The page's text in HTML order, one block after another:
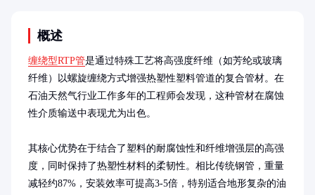
概述
缠绕型RTP管是通过特殊工艺将高强度纤维（如芳纶或玻璃
纤维）以螺旋缠绕方式增强热塑性塑料管道的复合管材。在
石油天然气行业工作多年的工程师会发现，这种管材在腐蚀
性介质输送中表现尤为出色。
其核心优势在于结合了塑料的耐腐蚀性和纤维增强层的高强
度，同时保持了热塑性材料的柔韧性。相比传统钢管，重量
减轻约87%，安装效率可提高3-5倍，特别适合地形复杂的油